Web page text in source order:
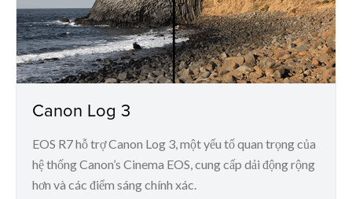
Canon Log 3
EOS R7 hỗ trợ Canon Log 3, một yếu tố quan trọng của
hệ thống Canon’s Cinema EOS, cung cấp dải động rộng
hơn và các điểm sáng chính xác.